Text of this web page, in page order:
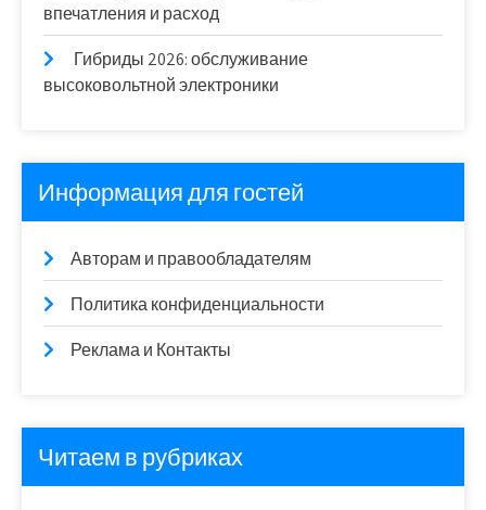
впечатления и расход
Гибриды 2026: обслуживание
высоковольтной электроники
Информация для гостей
Авторам и правообладателям
Политика конфиденциальности
Реклама и Контакты
Читаем в рубриках